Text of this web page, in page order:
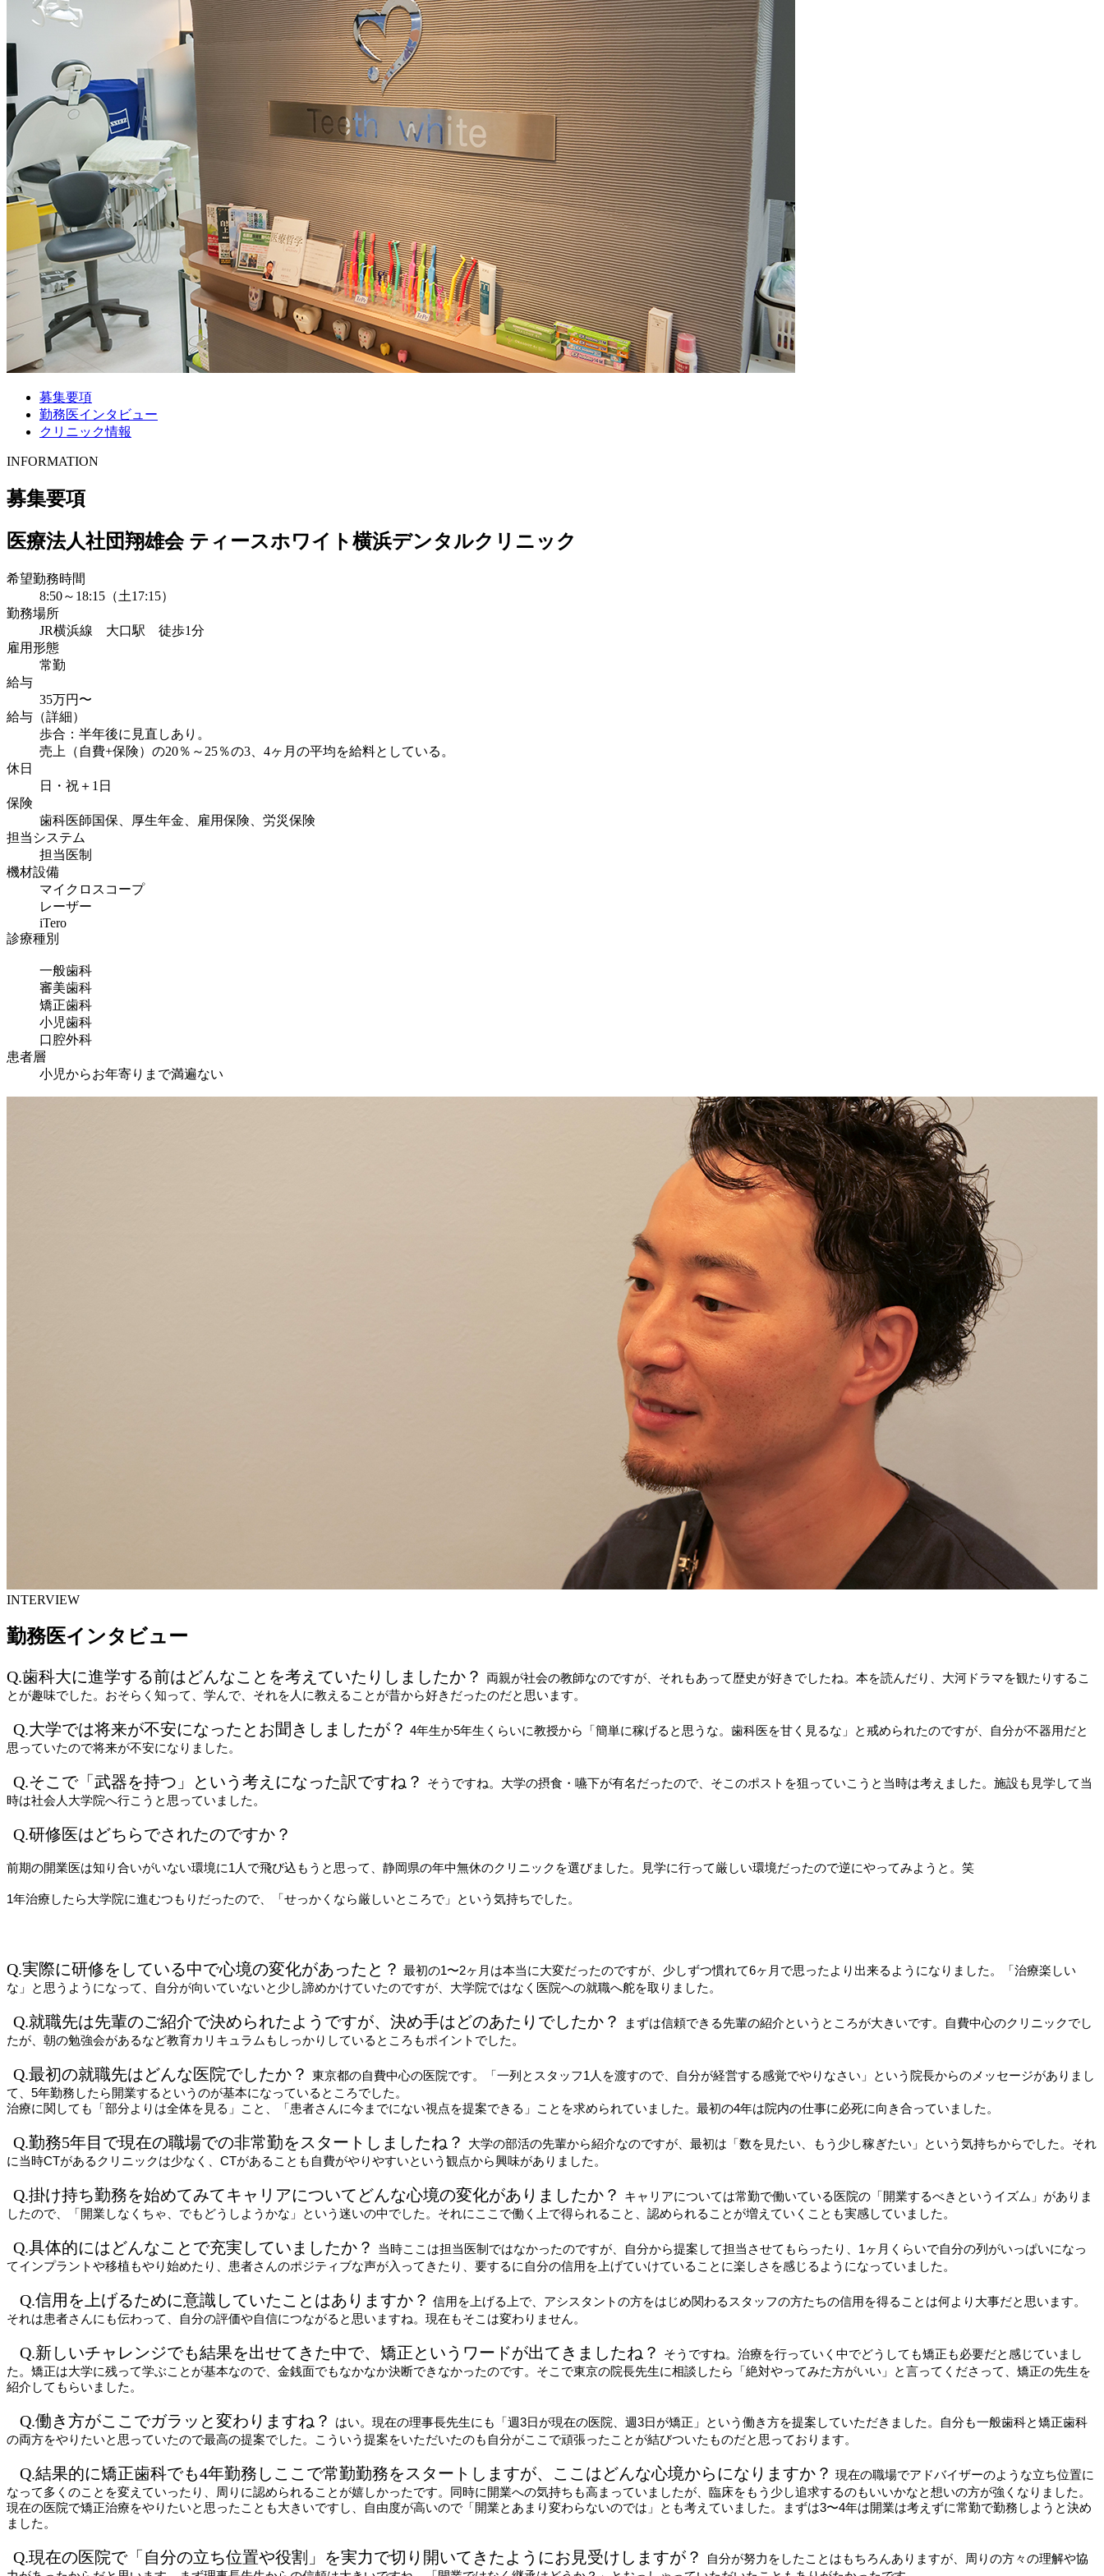
募集要項
勤務医インタビュー
クリニック情報
INFORMATION
募集要項
医療法人社団翔雄会 ティースホワイト横浜デンタルクリニック
希望勤務時間
8:50～18:15（土17:15）
勤務場所
JR横浜線 大口駅 徒歩1分
雇用形態
常勤
給与
35万円〜
給与（詳細）
歩合：半年後に見直しあり。
売上（自費+保険）の20％～25％の3、4ヶ月の平均を給料としている。
休日
日・祝＋1日
保険
歯科医師国保、厚生年金、雇用保険、労災保険
担当システム
担当医制
機材設備
マイクロスコープ
レーザー
iTero
診療種別
一般歯科
審美歯科
矯正歯科
小児歯科
口腔外科
患者層
小児からお年寄りまで満遍ない
INTERVIEW
勤務医インタビュー
Q.歯科大に進学する前はどんなことを考えていたりしましたか？
両親が社会の教師なのですが、それもあって歴史が好きでしたね。本を読んだり、大河ドラマを観たりするこ
とが趣味でした。おそらく知って、学んで、それを人に教えることが昔から好きだったのだと思います。
Q.大学では将来が不安になったとお聞きしましたが？ 4年生か5年生くらいに教授から「簡単に稼げると思うな。歯科医を甘く見るな」と戒められたのですが、自分が不器用だと
思っていたので将来が不安になりました。
Q.そこで「武器を持つ」という考えになった訳ですね？
そうですね。大学の摂食・嚥下が有名だったので、そこのポストを狙っていこうと当時は考えました。施設も見学して当
時は社会人大学院へ行こうと思っていました。
Q.研修医はどちらでされたのですか？
前期の開業医は知り合いがいない環境に1人で飛び込もうと思って、静岡県の年中無休のクリニックを選びました。見学に行って厳しい環境だったので逆にやってみようと。笑
1年治療したら大学院に進むつもりだったので、「せっかくなら厳しいところで」という気持ちでした。
Q.実際に研修をしている中で心境の変化があったと？ 最初の1〜2ヶ月は本当に大変だったのですが、少しずつ慣れて6ヶ月で思ったより出来るようになりました。「治療楽しい
な」と思うようになって、自分が向いていないと少し諦めかけていたのですが、大学院ではなく医院への就職へ舵を取りました。
Q.就職先は先輩のご紹介で決められたようですが、決め手はどのあたりでしたか？
まずは信頼できる先輩の紹介というところが大きいです。自費中心のクリニックでし
たが、朝の勉強会があるなど教育カリキュラムもしっかりしているところもポイントでした。
Q.最初の就職先はどんな医院でしたか？
東京都の自費中心の医院です。「一列とスタッフ1人を渡すので、自分が経営する感覚でやりなさい」という院長からのメッセージがありまし
て、5年勤務したら開業するというのが基本になっているところでした。
治療に関しても「部分よりは全体を見る」こと、「患者さんに今までにない視点を提案できる」ことを求められていました。最初の4年は院内の仕事に必死に向き合っていました。
Q.勤務5年目で現在の職場での非常勤をスタートしましたね？
大学の部活の先輩から紹介なのですが、最初は「数を見たい、もう少し稼ぎたい」という気持ちからでした。それ
に当時CTがあるクリニックは少なく、CTがあることも自費がやりやすいという観点から興味がありました。
Q.掛け持ち勤務を始めてみてキャリアについてどんな心境の変化がありましたか？
キャリアについては常勤で働いている医院の「開業するべきというイズム」がありま
したので、「開業しなくちゃ、でもどうしようかな」という迷いの中でした。それにここで働く上で得られること、認められることが増えていくことも実感していました。
Q.具体的にはどんなことで充実していましたか？
当時ここは担当医制ではなかったのですが、自分から提案して担当させてもらったり、1ヶ月くらいで自分の列がいっぱいになっ
てインプラントや移植もやり始めたり、患者さんのポジティブな声が入ってきたり、要するに自分の信用を上げていけていることに楽しさを感じるようになっていました。
Q.信用を上げるために意識していたことはありますか？ 信用を上げる上で、アシスタントの方をはじめ関わるスタッフの方たちの信用を得ることは何より大事だと思います。
それは患者さんにも伝わって、自分の評価や自信につながると思いますね。現在もそこは変わりません。
Q.新しいチャレンジでも結果を出せてきた中で、矯正というワードが出てきましたね？
そうですね。治療を行っていく中でどうしても矯正も必要だと感じていまし
た。矯正は大学に残って学ぶことが基本なので、金銭面でもなかなか決断できなかったのです。そこで東京の院長先生に相談したら「絶対やってみた方がいい」と言ってくださって、矯正の先生を
紹介してもらいました。
Q.働き方がここでガラッと変わりますね？
はい。現在の理事長先生にも「週3日が現在の医院、週3日が矯正」という働き方を提案していただきました。自分も一般歯科と矯正歯科
の両方をやりたいと思っていたので最高の提案でした。こういう提案をいただいたのも自分がここで頑張ったことが結びついたものだと思っております。
Q.結果的に矯正歯科でも4年勤務しここで常勤勤務をスタートしますが、ここはどんな心境からになりますか？ 現在の職場でアドバイザーのような立ち位置に
なって多くのことを変えていったり、周りに認められることが嬉しかったです。同時に開業への気持ちも高まっていましたが、臨床をもう少し追求するのもいいかなと想いの方が強くなりました。
現在の医院で矯正治療をやりたいと思ったことも大きいですし、自由度が高いので「開業とあまり変わらないのでは」とも考えていました。まずは3〜4年は開業は考えずに常勤で勤務しようと決め
ました。
Q.現在の医院で「自分の立ち位置や役割」を実力で切り開いてきたようにお見受けしますが？
自分が努力をしたことはもちろんありますが、周りの方々の理解や協